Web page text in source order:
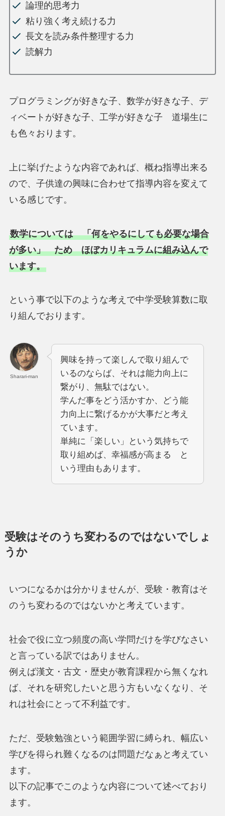
論理的思考力
粘り強く考え続ける力
長文を読み条件整理する力
読解力
プログラミングが好きな子、数学が好きな子、デ
ィベートが好きな子、工学が好きな子 道場生に
も色々おります。
上に挙げたような内容であれば、概ね指導出来る
ので、子供達の興味に合わせて指導内容を変えて
いる感じです。
数学については 「何をやるにしても必要な場合
が多い」 ため ほぼカリキュラムに組み込んで
います。
という事で以下のような考えで中学受験算数に取
り組んでおります。
Sharari-man
興味を持って楽しんで取り組んで
いるのならば、それは能力向上に
繋がり、無駄ではない。
学んだ事をどう活かすか、どう能
力向上に繋げるかが大事だと考え
ています。
単純に「楽しい」という気持ちで
取り組めば、幸福感が高まる と
いう理由もあります。
受験はそのうち変わるのではないでしょ
うか
いつになるかは分かりませんが、受験・教育はそ
のうち変わるのではないかと考えています。
社会で役に立つ頻度の高い学問だけを学びなさい
と言っている訳ではありません。
例えば漢文・古文・歴史が教育課程から無くなれ
ば、それを研究したいと思う方もいなくなり、そ
れは社会にとって不利益です。
ただ、受験勉強という範囲学習に縛られ、幅広い
学びを得られ難くなるのは問題だなぁと考えてい
ます。
以下の記事でこのような内容について述べており
ます。